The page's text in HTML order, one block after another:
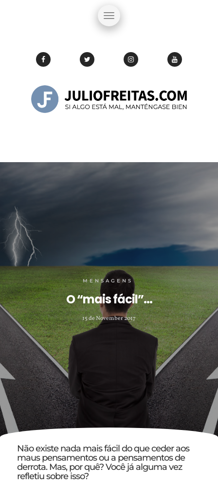
MENSAGENS
O “mais fácil”…
15 de November 2017
O
“mais
fácil”…
Não existe nada mais fácil do que ceder aos
maus pensamentos ou a pensamentos de
derrota. Mas, por quê? Você já alguma vez
refletiu sobre isso?